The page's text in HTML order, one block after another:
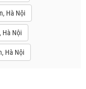
Hà Nội
Hà Nội
Hà Nội